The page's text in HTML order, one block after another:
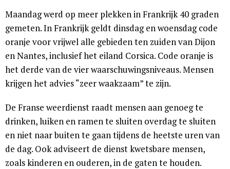
Maandag werd op meer plekken in Frankrijk 40 graden
gemeten. In Frankrijk geldt dinsdag en woensdag code
oranje voor vrijwel alle gebieden ten zuiden van Dijon
en Nantes, inclusief het eiland Corsica. Code oranje is
het derde van de vier waarschuwingsniveaus. Mensen
krijgen het advies “zeer waakzaam” te zijn.
De Franse weerdienst raadt mensen aan genoeg te
drinken, luiken en ramen te sluiten overdag te sluiten
en niet naar buiten te gaan tijdens de heetste uren van
de dag. Ook adviseert de dienst kwetsbare mensen,
zoals kinderen en ouderen, in de gaten te houden.